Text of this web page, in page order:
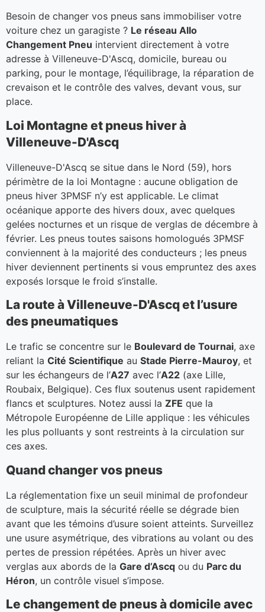
Besoin de changer vos pneus sans immobiliser votre
voiture chez un garagiste ? Le réseau Allo
Changement Pneu intervient directement à votre
adresse à Villeneuve-D'Ascq, domicile, bureau ou
parking, pour le montage, l’équilibrage, la réparation de
crevaison et le contrôle des valves, devant vous, sur
place.
Loi Montagne et pneus hiver à
Villeneuve-D'Ascq
Villeneuve-D'Ascq se situe dans le Nord (59), hors
périmètre de la loi Montagne : aucune obligation de
pneus hiver 3PMSF n’y est applicable. Le climat
océanique apporte des hivers doux, avec quelques
gelées nocturnes et un risque de verglas de décembre à
février. Les pneus toutes saisons homologués 3PMSF
conviennent à la majorité des conducteurs ; les pneus
hiver deviennent pertinents si vous empruntez des axes
exposés lorsque le froid s’installe.
La route à Villeneuve-D'Ascq et l’usure
des pneumatiques
Le trafic se concentre sur le Boulevard de Tournai, axe
reliant la Cité Scientifique au Stade Pierre-Mauroy, et
sur les échangeurs de l’A27 avec l’A22 (axe Lille,
Roubaix, Belgique). Ces flux soutenus usent rapidement
flancs et sculptures. Notez aussi la ZFE que la
Métropole Européenne de Lille applique : les véhicules
les plus polluants y sont restreints à la circulation sur
ces axes.
Quand changer vos pneus
La réglementation fixe un seuil minimal de profondeur
de sculpture, mais la sécurité réelle se dégrade bien
avant que les témoins d’usure soient atteints. Surveillez
une usure asymétrique, des vibrations au volant ou des
pertes de pression répétées. Après un hiver avec
verglas aux abords de la Gare d’Ascq ou du Parc du
Héron, un contrôle visuel s’impose.
Le changement de pneus à domicile avec